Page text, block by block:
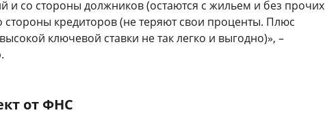
и со стороны должников (остаются с жильем и без прочих
кредиторов (не теряют свои проценты. Плюс
ключевой ставки не так легко и выгодно)», –
от ФНС